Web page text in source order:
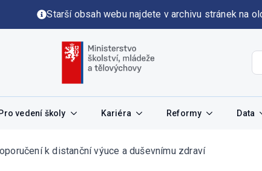
Starší obsah webu najdete v archivu stránek na
Pro vedení školy Kariéra Reformy Data
k distanční výuce a duševnímu zdraví